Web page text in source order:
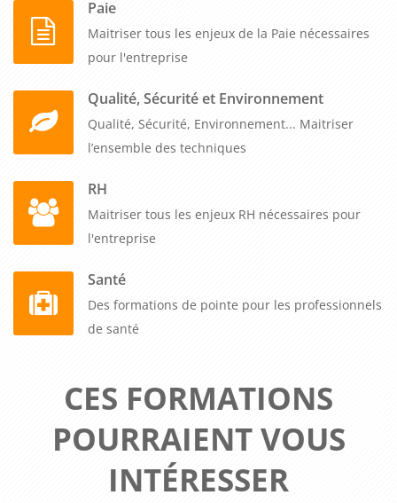
besoins spécifiques. Donnez à vos équipes les moyens de
transformer SharePoint en un véritable levier de productivité
et d'efficacité opérationnelle. Un investissement d'une
collaborative et générer des gains durables dans toute votre
organisation.
Paie
Maitriser tous les enjeux de la Paie nécessaires
pour l'entreprise
Qualité, Sécurité et Environnement
Qualité, Sécurité, Environnement... Maitriser
l’ensemble des techniques
RH
Maitriser tous les enjeux RH nécessaires pour
l'entreprise
Santé
Des formations de pointe pour les professionnels
de santé
CES FORMATIONS
POURRAIENT VOUS
INTÉRESSER